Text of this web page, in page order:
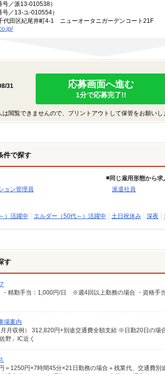
／派13-010538）
／13-ユ-010554）
田区紀尾井町4-1 ニューオータニガーデンコート21F
31
応募画面へ進む
1分で応募完了!!
閲覧できませんので、プリントアウトして保管をお願いし
件で探す
ョン管理員
同じ雇用形態から求
派遣社員
）活躍中 エルダー（50代～）活躍中 土日祝休み 深夜
す
場案内
野」IC近く
＝1250円×7時間45分×21日勤務の場合＋残業代、交通費別